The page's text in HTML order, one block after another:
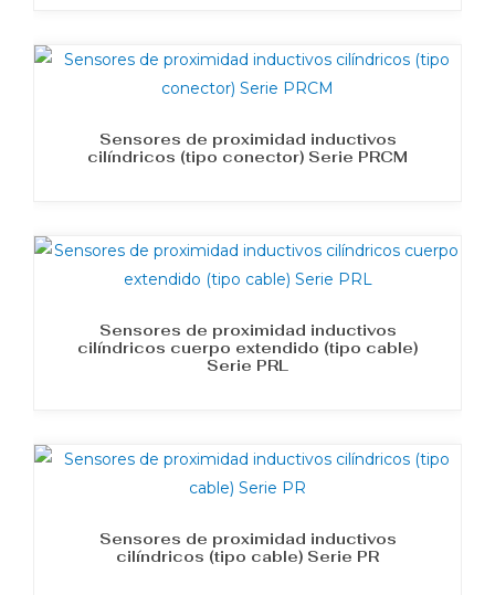
Sensores de proximidad inductivos
cilíndricos (tipo conector) Serie PRCM
Sensores de proximidad inductivos
cilíndricos cuerpo extendido (tipo cable)
Serie PRL
Sensores de proximidad inductivos
cilíndricos (tipo cable) Serie PR